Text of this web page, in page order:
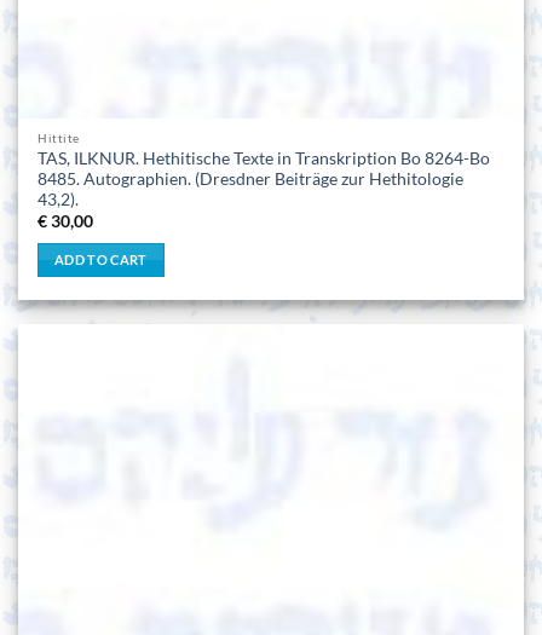
Hittite
TAS, ILKNUR. Hethitische Texte in Transkription Bo 8264-Bo
8485. Autographien. (Dresdner Beiträge zur Hethitologie
43,2).
€30,00
ADD TO CART